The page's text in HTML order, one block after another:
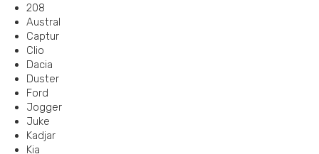
208
Austral
Captur
Clio
Dacia
Duster
Ford
Jogger
Juke
Kadjar
Kia